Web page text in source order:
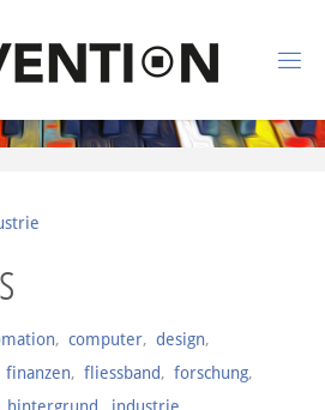
O
Y
TI
, computer, design,
finanzen, fliessband, forschung,
hintergrund, industrie,